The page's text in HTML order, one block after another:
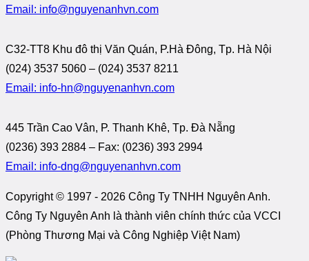
Email: info@nguyenanhvn.com
C32-TT8 Khu đô thị Văn Quán, P.Hà Đông, Tp. Hà Nội
(024) 3537 5060 – (024) 3537 8211
Email: info-hn@nguyenanhvn.com
445 Trần Cao Vân, P. Thanh Khê, Tp. Đà Nẵng
(0236) 393 2884 – Fax: (0236) 393 2994
Email: info-dng@nguyenanhvn.com
Copyright © 1997 - 2026 Công Ty TNHH Nguyên Anh.
Công Ty Nguyên Anh là thành viên chính thức của VCCI
(Phòng Thương Mại và Công Nghiệp Việt Nam)